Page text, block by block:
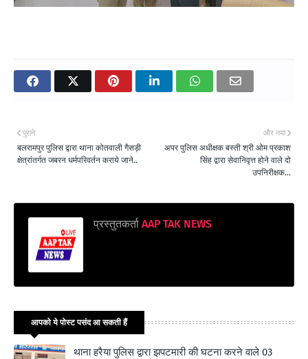
और नया
अपर पुलिस अधीक्षक बस्ती श्री ओम प्रकाश
सिंह द्वारा सेवानिवृत्त होने वाले दो
उपनिरीक्षक...
पुराने
बलरामपुर पुलिस द्वारा थाना कोतवाली गैसड़ी
क्षेत्रांतर्गत जबरन धर्मपरिवर्तन कराये जाने..
प्रस्तुतकर्ता AAP TAK NEWS
आपको ये पोस्ट पसंद आ सकती हैं
थाना हरैया पुलिस द्वारा झपटमारी की घटना करने वाले 03